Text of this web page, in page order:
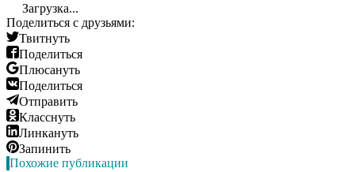
Загрузка...
Поделиться с друзьями:
Твитнуть
Поделиться
Плюсануть
Поделиться
Отправить
Класснуть
Линкануть
Запинить
Похожие публикации